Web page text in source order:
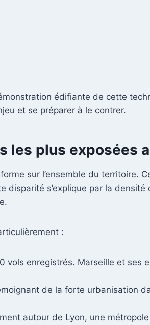
édifiante de cette
et se préparer à le contrer.
les plus exposées
sur l’ensemble du
disparité s’explique par la
:
vols enregistrés. Marseille et ses
de la forte urbanisation
autour de Lyon, une